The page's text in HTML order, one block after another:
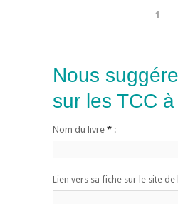
1
Nous
sur les TCC
Nom du livre * :
Lien vers sa fiche sur le site